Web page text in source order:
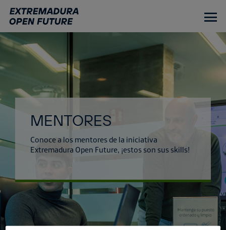
contenido
principal
MENTORES
Conoce a los mentores de la iniciativa
Extremadura Open Future, ¡estos son sus skills!